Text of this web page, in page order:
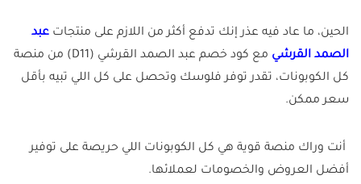
الحين، ما عاد فيه عذر إنك تدفع أكثر من اللازم على منتجات عبد
الصمد القرشي
مع كود خصم عبد الصمد القرشي (D11) من منصة
كل الكوبونات، تقدر توفر فلوسك وتحصل على كل اللي تبيه بأقل
سعر ممكن.
أنت وراك منصة قوية هي كل الكوبونات اللي حريصة على توفير
أفضل العروض والخصومات لعملائها.